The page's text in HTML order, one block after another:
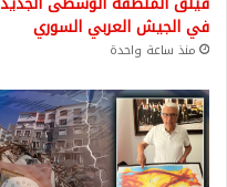
في الجيش العربي السوري
منذ ساعة واحدة